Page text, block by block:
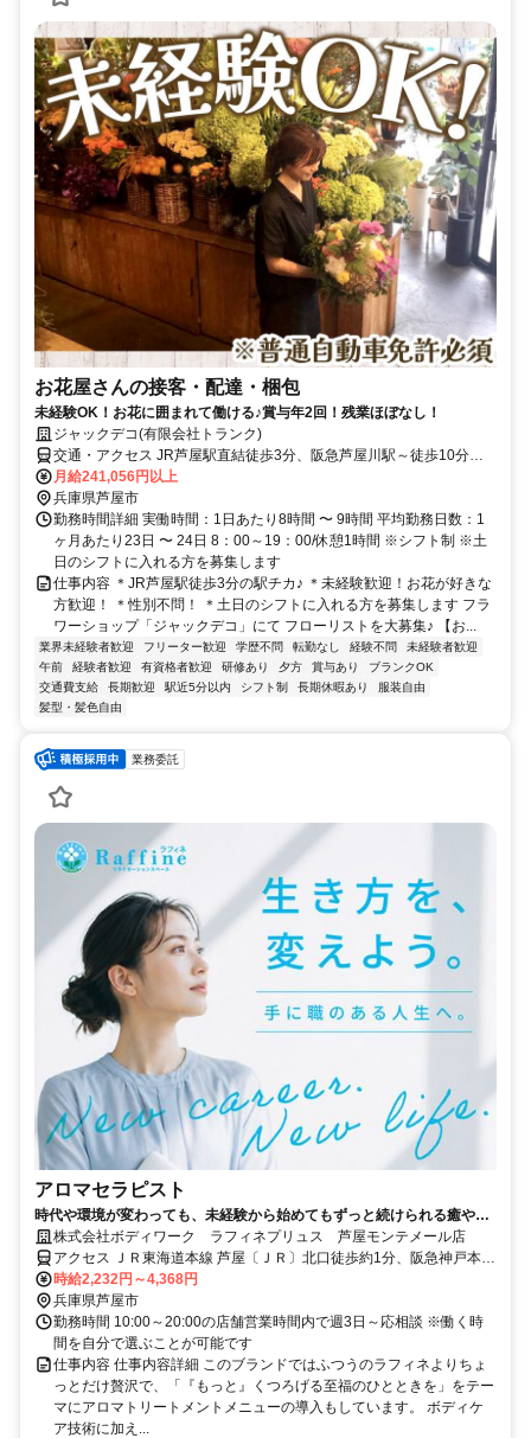
お花屋さんの接客・配達・梱包
未経験OK！お花に囲まれて働ける♪賞与年2回！残業ほぼなし！
ジャックデコ(有限会社トランク)
交通・アクセス JR芦屋駅直結徒歩3分、阪急芦屋川駅～徒歩10分、
阪神芦屋駅～徒歩18分
月給241,056円以上
兵庫県芦屋市
勤務時間詳細 実働時間：1日あたり8時間 〜 9時間 平均勤務日数：1
ヶ月あたり23日 〜 24日 8：00～19：00/休憩1時間 ※シフト制 ※土
日のシフトに入れる方を募集します
仕事内容 ＊JR芦屋駅徒歩3分の駅チカ♪ ＊未経験歓迎！お花が好きな
方歓迎！ ＊性別不問！ ＊土日のシフトに入れる方を募集します フラ
ワーショップ「ジャックデコ」にて フローリストを大募集♪ 【お...
業界未経験者歓迎 フリーター歓迎 学歴不問 転勤なし 経験不問
未経験者歓迎
午前
経験者歓迎 有資格者歓迎 研修あり 夕方 賞与あり
ブランクOK
交通費支給
長期歓迎 駅近5分以内 シフト制 長期休暇あり
服装自由
髪型・髪色自由
業務委託
アロマセラピスト
時代や環境が変わっても、未経験から始めてもずっと続けられる癒やし
の仕事。手に職を身につけて、生き方を変えよう。
株式会社ボディワーク ラフィネプリュス 芦屋モンテメール店
アクセス ＪＲ東海道本線 芦屋〔ＪＲ〕北口徒歩約1分、阪急神戸本線
芦屋川南出口徒歩約11分、阪神本線/阪神なんば線 打出徒歩約15分 最
寄駅：芦屋駅
時給2,232円～4,368円
兵庫県芦屋市
勤務時間 10:00～20:00の店舗営業時間内で週3日～応相談 ※働く時
間を自分で選ぶことが可能です
仕事内容 仕事内容詳細 このブランドではふつうのラフィネよりちょ
っとだけ贅沢で、「『もっと』くつろげる至福のひとときを」をテー
マにアロマトリートメントメニューの導入もしています。 ボディケ
ア技術に加え...